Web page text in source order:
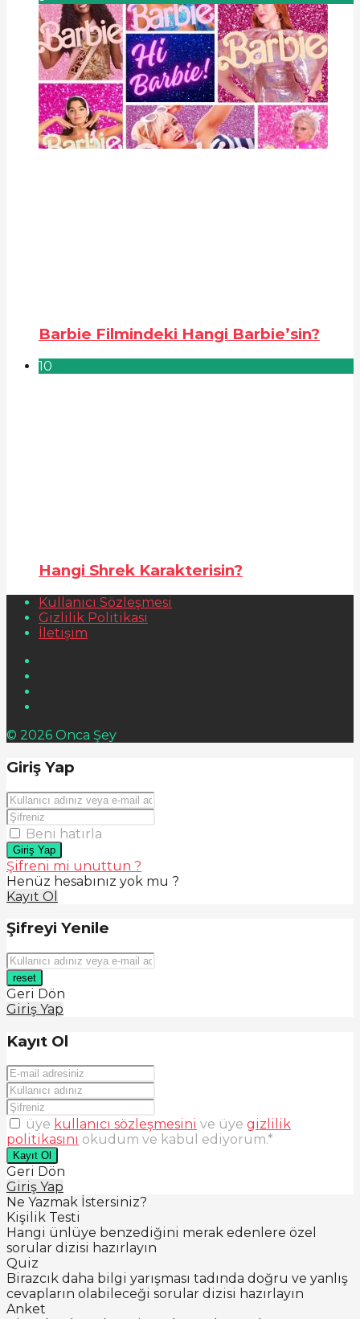
Barbie Filmindeki Hangi Barbie’sin?
10
Hangi Shrek Karakterisin?
Kullanıcı Sözleşmesi
Gizlilik Politikası
İletişim
© 2026 Onca Şey
Giriş Yap
Beni hatırla
Giriş Yap
Şifreni mi unuttun ?
Henüz hesabınız yok mu ?
Kayıt Ol
Şifreyi Yenile
reset
Geri Dön
Giriş Yap
Kayıt Ol
üye kullanıcı sözleşmesini ve üye gizlilik
politikasını okudum ve kabul ediyorum.*
Kayıt Ol
Geri Dön
Giriş Yap
Ne Yazmak İstersiniz?
Kişilik Testi
Hangi ünlüye benzediğini merak edenlere özel
sorular dizisi hazırlayın
Quiz
Birazcık daha bilgi yarışması tadında doğru ve yanlış
cevapların olabileceği sorular dizisi hazırlayın
Anket